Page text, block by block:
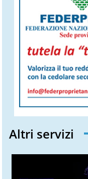
Altri servizi